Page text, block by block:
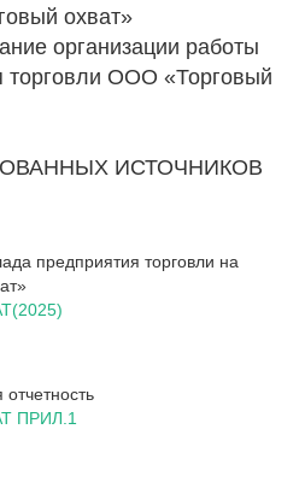
охват»
организации работы
торговли ООО «Торговый
ИСТОЧНИКОВ
предприятия торговли на
ПРИЛ.1